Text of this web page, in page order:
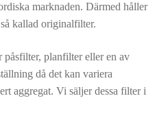
marknaden. Därmed håller
kallad originalfilter.
planfilter eller en av
då det kan variera
aggregat. Vi säljer dessa filter i